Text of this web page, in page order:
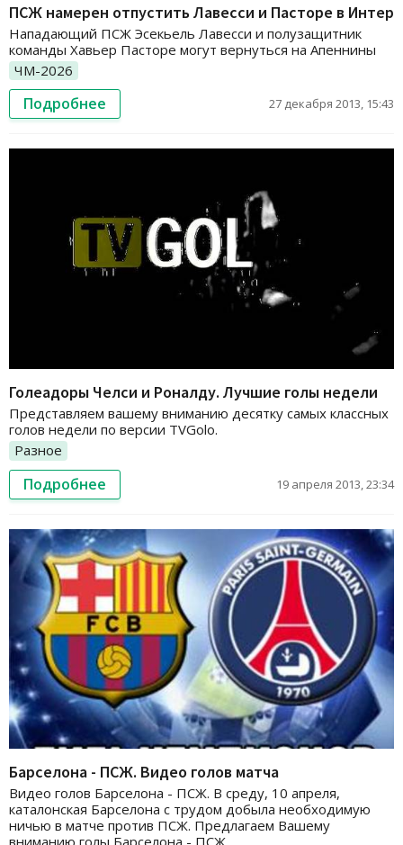
ПСЖ намерен отпустить Лавесси и Пасторе в Интер
Нападающий ПСЖ Эсекьель Лавесси и полузащитник
команды Хавьер Пасторе могут вернуться на Апеннины
ЧМ-2026
Подробнее 27 декабря 2013, 15:43
Голеадоры Челси и Роналду. Лучшие голы недели
Представляем вашему вниманию десятку самых классных
голов недели по версии TVGolo.
Разное
Подробнее 19 апреля 2013, 23:34
Барселона - ПСЖ. Видео голов матча
Видео голов Барселона - ПСЖ. В среду, 10 апреля,
каталонская Барселона с трудом добыла необходимую
ничью в матче против ПСЖ. Предлагаем Вашему